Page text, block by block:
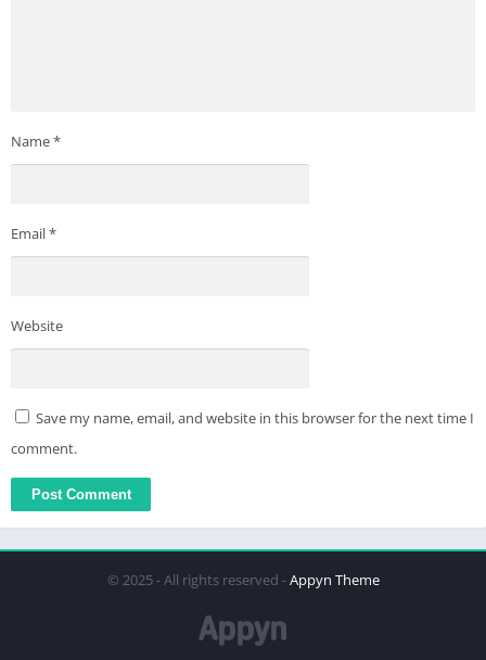
Name*
Email*
Website
Save my name, email, and website in this browser for the next time I
comment.
© 2025 - All rights reserved -Appyn Theme